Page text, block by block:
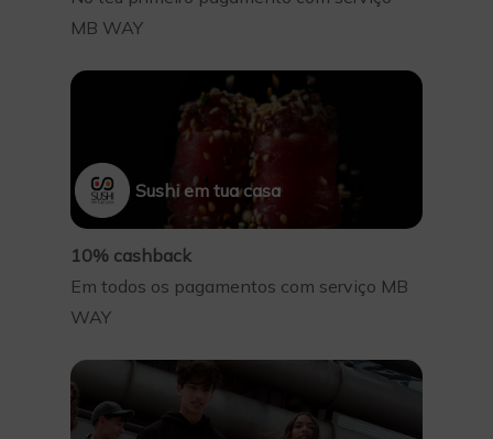
MB WAY
Sushi em tua casa
10% cashback
Em todos os pagamentos com serviço MB
WAY